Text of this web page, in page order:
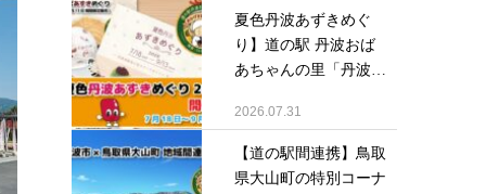
夏色丹波あずきめぐ
り】道の駅 丹波おば
あちゃんの里「丹波大
2026.07.31
【道の駅間連携】鳥取
県大山町の特別コーナ